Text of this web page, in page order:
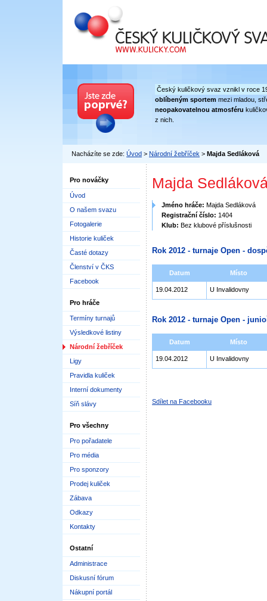
Český kuličkový svaz
Český kuličkový svaz vznikl v roce
oblíbeným sportem mezi mladou,
neopakovatelnou atmosféru
z nich.
Nacházíte se zde: Úvod > Národní žebříček > Majda Sedláková
Pro nováčky
Úvod
O našem svazu
Fotogalerie
Historie kuliček
Časté dotazy
Členství v ČKS
Facebook
Pro hráče
Termíny turnajů
Výsledkové listiny
Národní žebříček
Ligy
Pravidla kuliček
Interní dokumenty
Síň slávy
Pro všechny
Pro pořadatele
Pro média
Pro sponzory
Prodej kuliček
Zábava
Odkazy
Kontakty
Ostatní
Administrace
Diskusní fórum
Nákupní portál
Majda
Jméno hráče: Majda Sedláková
Registrační číslo: 1404
Klub: Bez klubové příslušnosti
Rok 2012 - turnaje Open -
Datum Místo
19.04.2012 U Invalidovny
Rok 2012 - turnaje Open -
Datum Místo
19.04.2012 U Invalidovny
Sdílet na Facebooku